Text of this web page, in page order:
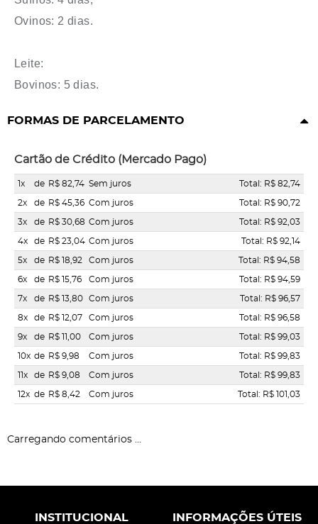
Ovinos: 2 dias.
Leite:
Bovinos: 5 dias.
FORMAS DE PARCELAMENTO
Cartão de Crédito (Mercado Pago)
1x de R$ 82,74 Sem juros Total: R$ 82,74
2x de R$ 45,36 Com juros Total: R$ 90,72
3x de R$ 30,68 Com juros Total: R$ 92,03
4x de R$ 23,04 Com juros Total: R$ 92,14
5x de R$ 18,92 Com juros Total: R$ 94,58
6x de R$ 15,76 Com juros Total: R$ 94,59
7x de R$ 13,80 Com juros Total: R$ 96,57
8x de R$ 12,07 Com juros Total: R$ 96,58
9x de R$ 11,00 Com juros Total: R$ 99,03
10x de R$ 9,98 Com juros Total: R$ 99,83
11x de R$ 9,08 Com juros Total: R$ 99,83
12x de R$ 8,42 Com juros Total: R$ 101,03
Carregando comentários ...
INSTITUCIONAL INFORMAÇÕES ÚTEIS